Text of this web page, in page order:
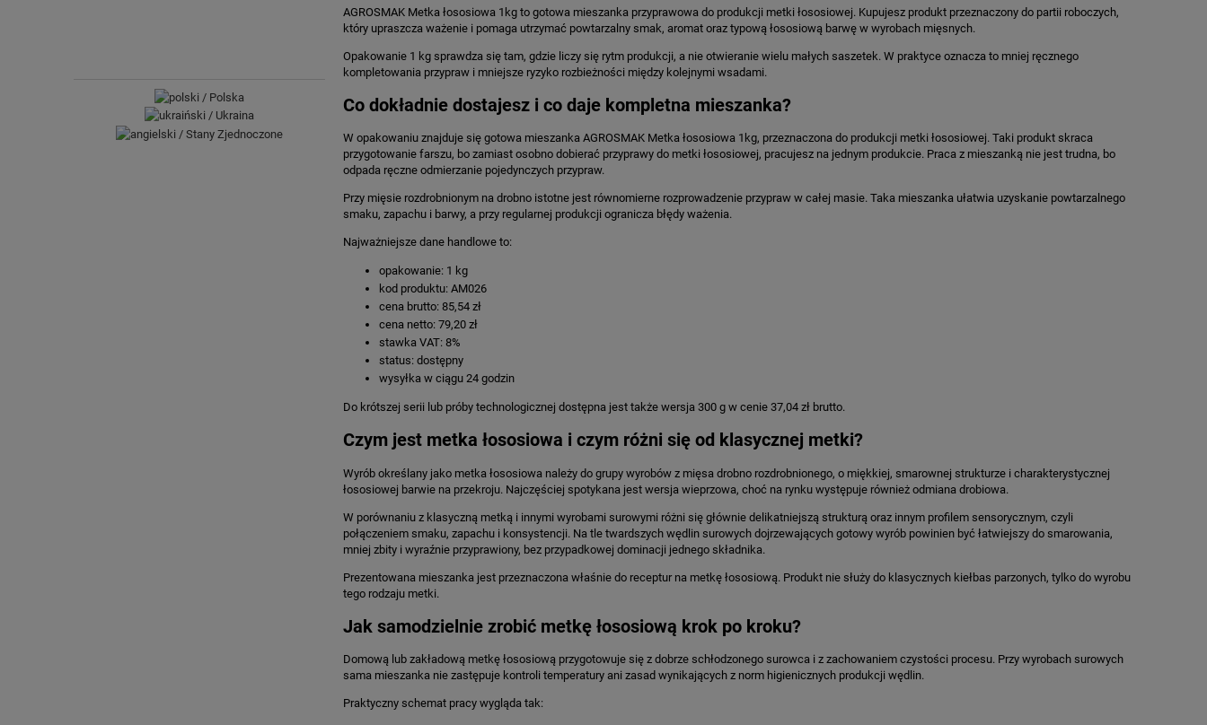
Cena nie zawiera ewentualnych kosztów
płatności
AGROSMAK Metka łososiowa 1kg to gotowa mieszanka przyprawowa do produkcji metki łososiowej. Kupujesz produkt przeznaczony do partii roboczych,
który upraszcza ważenie i pomaga utrzymać powtarzalny smak, aromat oraz typową łososiową barwę w wyrobach mięsnych.
Opakowanie 1 kg sprawdza się tam, gdzie liczy się rytm produkcji, a nie otwieranie wielu małych saszetek. W praktyce oznacza to mniej ręcznego
kompletowania przypraw i mniejsze ryzyko rozbieżności między kolejnymi wsadami.
Co dokładnie dostajesz i co daje kompletna mieszanka?
W opakowaniu znajduje się gotowa mieszanka AGROSMAK Metka łososiowa 1kg, przeznaczona do produkcji metki łososiowej. Taki produkt skraca
przygotowanie farszu, bo zamiast osobno dobierać przyprawy do metki łososiowej, pracujesz na jednym produkcie. Praca z mieszanką nie jest trudna, bo
odpada ręczne odmierzanie pojedynczych przypraw.
Przy mięsie rozdrobnionym na drobno istotne jest równomierne rozprowadzenie przypraw w całej masie. Taka mieszanka ułatwia uzyskanie powtarzalnego
smaku, zapachu i barwy, a przy regularnej produkcji ogranicza błędy ważenia.
Najważniejsze dane handlowe to:
opakowanie: 1 kg
kod produktu: AM026
cena brutto: 85,54 zł
cena netto: 79,20 zł
stawka VAT: 8%
status: dostępny
wysyłka w ciągu 24 godzin
Do krótszej serii lub próby technologicznej dostępna jest także wersja 300 g w cenie 37,04 zł brutto.
Czym jest metka łososiowa i czym różni się od klasycznej metki?
Wyrób określany jako metka łososiowa należy do grupy wyrobów z mięsa drobno rozdrobnionego, o miękkiej, smarownej strukturze i charakterystycznej
łososiowej barwie na przekroju. Najczęściej spotykana jest wersja wieprzowa, choć na rynku występuje również odmiana drobiowa.
W porównaniu z klasyczną metką i innymi wyrobami surowymi różni się głównie delikatniejszą strukturą oraz innym profilem sensorycznym, czyli
połączeniem smaku, zapachu i konsystencji. Na tle twardszych wędlin surowych dojrzewających gotowy wyrób powinien być łatwiejszy do smarowania,
mniej zbity i wyraźnie przyprawiony, bez przypadkowej dominacji jednego składnika.
Prezentowana mieszanka jest przeznaczona właśnie do receptur na metkę łososiową. Produkt nie służy do klasycznych kiełbas parzonych, tylko do wyrobu
tego rodzaju metki.
Jak samodzielnie zrobić metkę łososiową krok po kroku?
Domową lub zakładową metkę łososiową przygotowuje się z dobrze schłodzonego surowca i z zachowaniem czystości procesu. Przy wyrobach surowych
sama mieszanka nie zastępuje kontroli temperatury ani zasad wynikających z norm higienicznych produkcji wędlin.
Praktyczny schemat pracy wygląda tak: